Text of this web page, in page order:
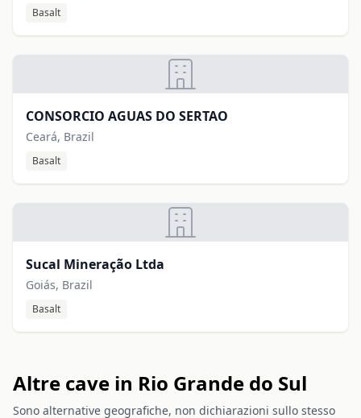
Basalt
CONSORCIO AGUAS DO SERTAO
Ceará, Brazil
Basalt
Sucal Mineração Ltda
Goiás, Brazil
Basalt
Altre cave in Rio Grande do Sul
Sono alternative geografiche, non dichiarazioni sullo stesso